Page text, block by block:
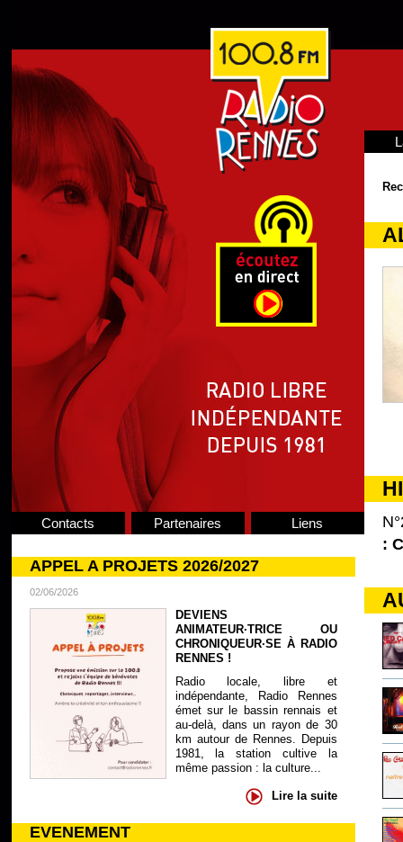
Contacts Partenaires Liens
APPEL A PROJETS 2026/2027
02/06/2026
DEVIENS
ANIMATEUR·TRICE OU
CHRONIQUEUR·SE À RADIO
RENNES !
Radio locale, libre et
indépendante, Radio Rennes
émet sur le bassin rennais et
au-delà, dans un rayon de 30
km autour de Rennes. Depuis
1981, la station cultive la
même passion : la culture...
Lire la suite
EVENEMENT
: